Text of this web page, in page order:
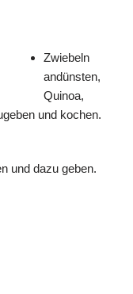
Zwiebeln
andünsten,
Quinoa,
und kochen.
und dazu geben.